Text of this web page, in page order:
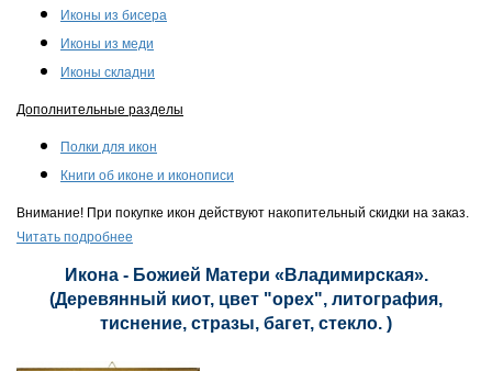
Иконы из бисера
Иконы из меди
Иконы складни
Дополнительные разделы
Полки для икон
Книги об иконе и иконописи
Внимание! При покупке икон действуют накопительный скидки на заказ.
Читать подробнее
Икона - Божией Матери «Владимирская».
(Деревянный киот, цвет "орех", литография,
тиснение, стразы, багет, стекло. )